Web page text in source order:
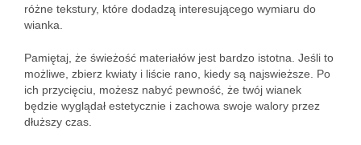
różne tekstury, które dodadzą interesującego wymiaru do
wianka.
Pamiętaj, że świeżość materiałów jest bardzo istotna. Jeśli to
możliwe, zbierz kwiaty i liście rano, kiedy są najswieższe. Po
ich przycięciu, możesz nabyć pewność, że twój wianek
będzie wyglądał estetycznie i zachowa swoje walory przez
dłuższy czas.